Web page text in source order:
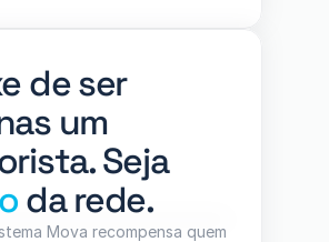
de ser
um
motorista. Seja
da rede.
Mova recompensa quem